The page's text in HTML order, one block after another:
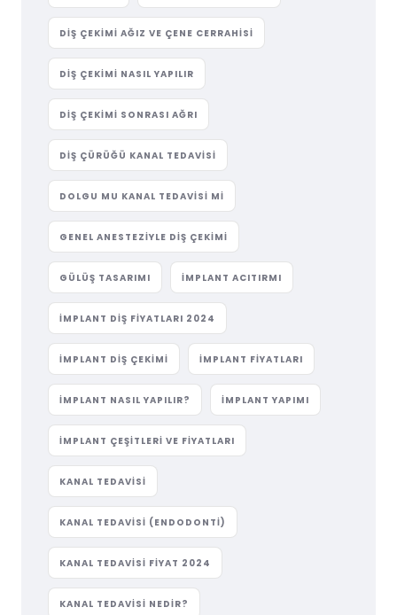
DIŞ ÇEKIMI AĞIZ VE ÇENE CERRAHISI
DIŞ ÇEKIMI NASIL YAPILIR
DIŞ ÇEKIMI SONRASI AĞRI
DIŞ ÇÜRÜĞÜ KANAL TEDAVISI
DOLGU MU KANAL TEDAVISI MI
GENEL ANESTEZIYLE DIŞ ÇEKIMI
GÜLÜŞ TASARIMI IMPLANT ACITIRMI
IMPLANT DIŞ FIYATLARI 2024
IMPLANT DIŞ ÇEKIMI IMPLANT FIYATLARI
IMPLANT NASIL YAPILIR? IMPLANT YAPIMI
IMPLANT ÇEŞITLERI VE FIYATLARI
KANAL TEDAVISI
KANAL TEDAVISI (ENDODONTI)
KANAL TEDAVISI FIYAT 2024
KANAL TEDAVISI NEDIR?